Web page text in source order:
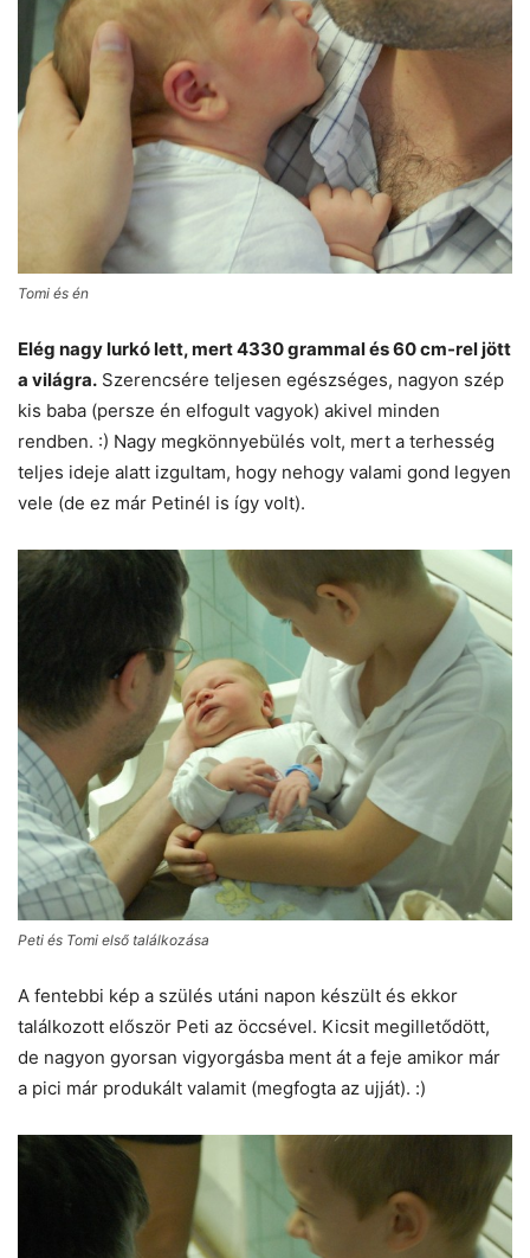
Tomi és én
Elég nagy lurkó lett, mert 4330 grammal és 60 cm-rel jött
a világra. Szerencsére teljesen egészséges, nagyon szép
kis baba (persze én elfogult vagyok) akivel minden
rendben. :) Nagy megkönnyebülés volt, mert a terhesség
teljes ideje alatt izgultam, hogy nehogy valami gond legyen
vele (de ez már Petinél is így volt).
Peti és Tomi első találkozása
A fentebbi kép a szülés utáni napon készült és ekkor
találkozott először Peti az öccsével. Kicsit megilletődött,
de nagyon gyorsan vigyorgásba ment át a feje amikor már
a pici már produkált valamit (megfogta az ujját). :)